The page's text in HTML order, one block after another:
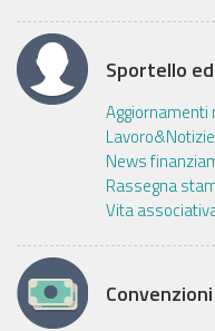
Sportello
Aggiornamenti
Lavoro&Notizie
News
Rassegna
Vita